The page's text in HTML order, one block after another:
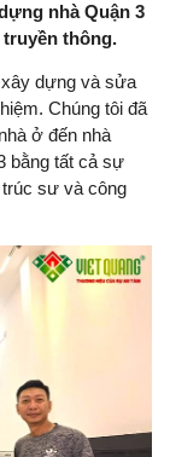
nhà Quận 3
truyền thông.
xây dựng và sửa
Chúng tôi đã
ở đến nhà
bằng tất cả sự
sư và công